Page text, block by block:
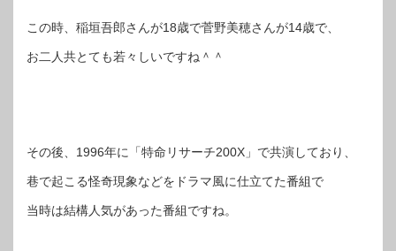
この時、稲垣吾郎さんが18歳で菅野美穂さんが14歳で、
お二人共とても若々しいですね＾＾
その後、1996年に「特命リサーチ200X」で共演しており、
巷で起こる怪奇現象などをドラマ風に仕立てた番組で
当時は結構人気があった番組ですね。